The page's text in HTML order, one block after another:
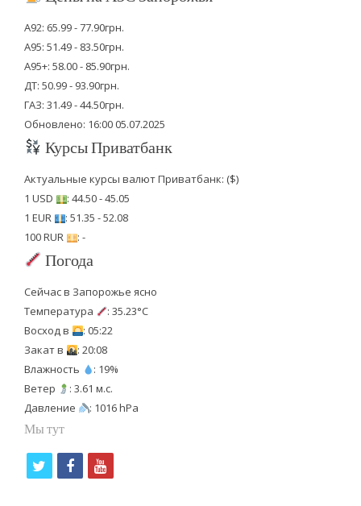
А92: 65.99 - 77.90грн.
А95: 51.49 - 83.50грн.
А95+: 58.00 - 85.90грн.
ДТ: 50.99 - 93.90грн.
ГАЗ: 31.49 - 44.50грн.
Обновлено: 16:00 05.07.2025
Курсы Приватбанк
Актуальные курсы валют Приватбанк: ($)
1 USD
: 44.50 - 45.05
1 EUR
: 51.35 - 52.08
100 RUR
: -
Погода
Сейчас в Запорожье ясно
Температура
: 35.23°C
Восход в
: 05:22
Закат в
: 20:08
Влажность
: 19%
Ветер
: 3.61 м.с.
Давление
: 1016 hPa
Мы тут
f
y